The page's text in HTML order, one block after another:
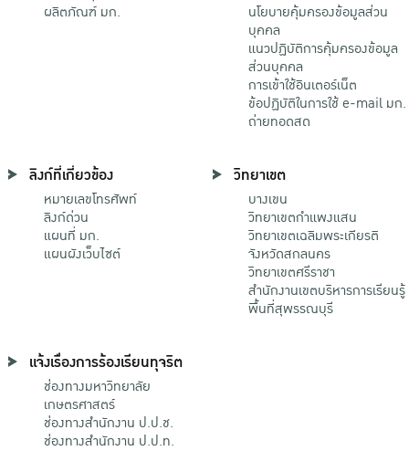
ผลิตภัณฑ์ มก.
นโยบายคุ้มครองข้อมูลส่วน
บุคคล
แนวปฏิบัติการคุ้มครองข้อมูล
ส่วนบุคคล
การเข้าใช้อินเตอร์เน็ต
ข้อปฏิบัติในการใช้ e-mail มก.
ถ่ายทอดสด
ลิงก์ที่เกี่ยวข้อง
หมายเลขโทรศัพท์
ลิงก์ด่วน
แผนที่ มก.
แผนผังเว็บไซต์
วิทยาเขต
บางเขน
วิทยาเขตกําแพงแสน
วิทยาเขตเฉลิมพระเกียรติ
จังหวัดสกลนคร
วิทยาเขตศรีราชา
สำนักงานเขตบริหารการเรียนรู้
พื้นที่สุพรรณบุรี
แจ้งเรื่องการร้องเรียนทุจริต
ช่องทางมหาวิทยาลัย
เกษตรศาสตร์
ช่องทางสำนักงาน ป.ป.ช.
ช่องทางสำนักงาน ป.ป.ท.